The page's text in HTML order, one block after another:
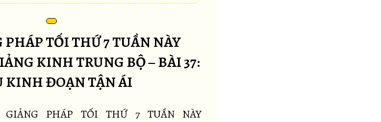
TỐI THỨ 7 TUẦN NÀY
KINH TRUNG BỘ – BÀI 37:
KINH ĐOẠN TẬN ÁI
GIẢNG PHÁP TỐI THỨ 7 TUẦN NÀY